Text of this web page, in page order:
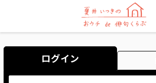
ログイン